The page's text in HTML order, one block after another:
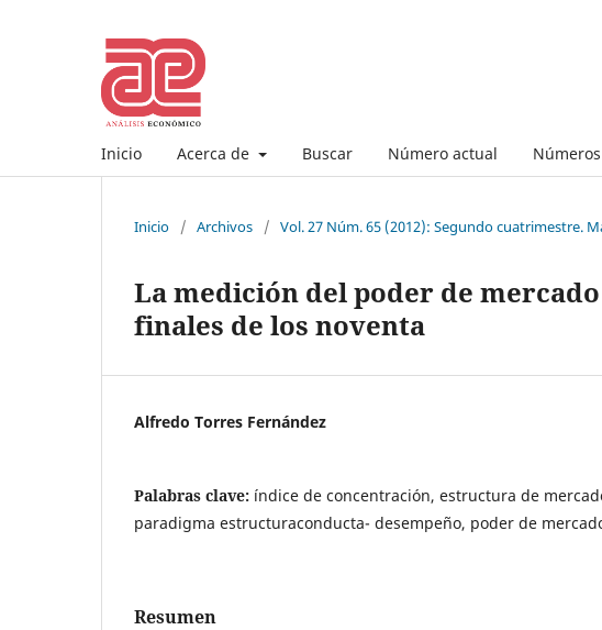
Inicio Acerca de Buscar Número actual
Inicio / Archivos / Vol. 27 Núm. 65 (2012): Segundo cuatrimestre.
La medición del poder de
finales de los noventa
Alfredo Torres Fernández
Palabras clave: índice de concentración, estructura de
paradigma estructuraconducta- desempeño, poder de
Resumen